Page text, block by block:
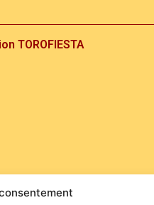
TOROFIESTA